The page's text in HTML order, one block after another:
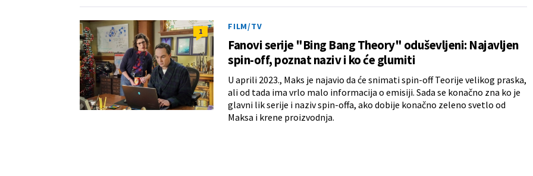
1 FILM/TV
Fanovi serije "Bing Bang Theory" oduševljeni: Najavljen
spin-off, poznat naziv i ko će glumiti
U aprili 2023., Maks je najavio da će snimati spin-off Teorije velikog praska,
ali od tada ima vrlo malo informacija o emisiji. Sada se konačno zna ko je
glavni lik serije i naziv spin-offa, ako dobije konačno zeleno svetlo od
Maksa i krene proizvodnja.